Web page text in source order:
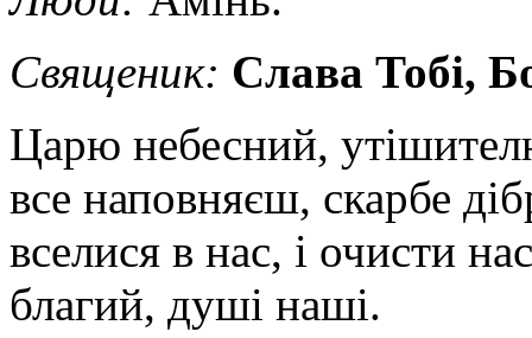
Священик: Слава Тобі,
Царю небесний,
все наповняєш, скарбе
вселися в нас, і очисти
благий, душі наші.